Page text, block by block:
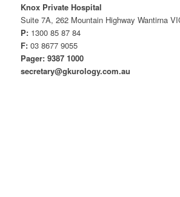
Knox Private Hospital
Suite 7A, 262 Mountain Highway Wantirna
P:1300 85 87 84
F:03 8677 9055
Pager: 9387 1000
secretary@gkurology.com.au